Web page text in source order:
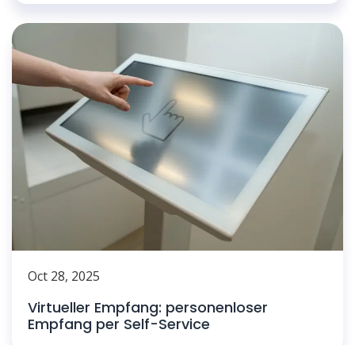
Oct 28, 2025
Virtueller Empfang: personenloser
Empfang per Self-Service